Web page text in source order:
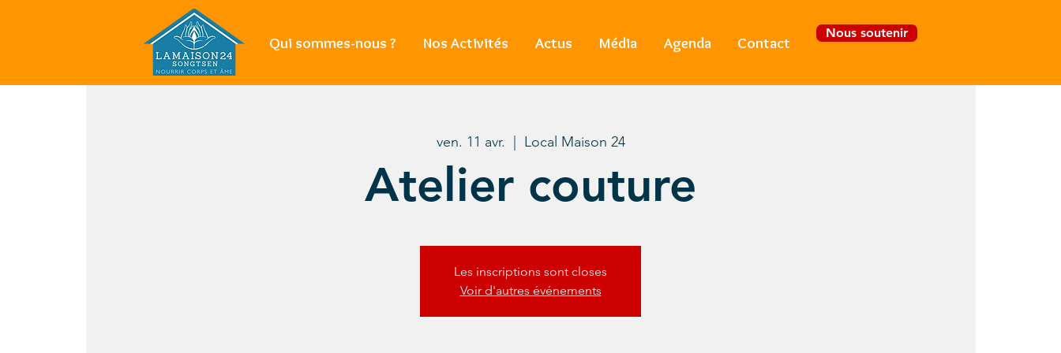
ven. 11 avr. Local Maison 24
Atelier couture
Les inscriptions sont closes
Voir d'autres événements
Qui sommes-nous ? Nos Activités Actus Média Agenda Contact
Nous soutenir